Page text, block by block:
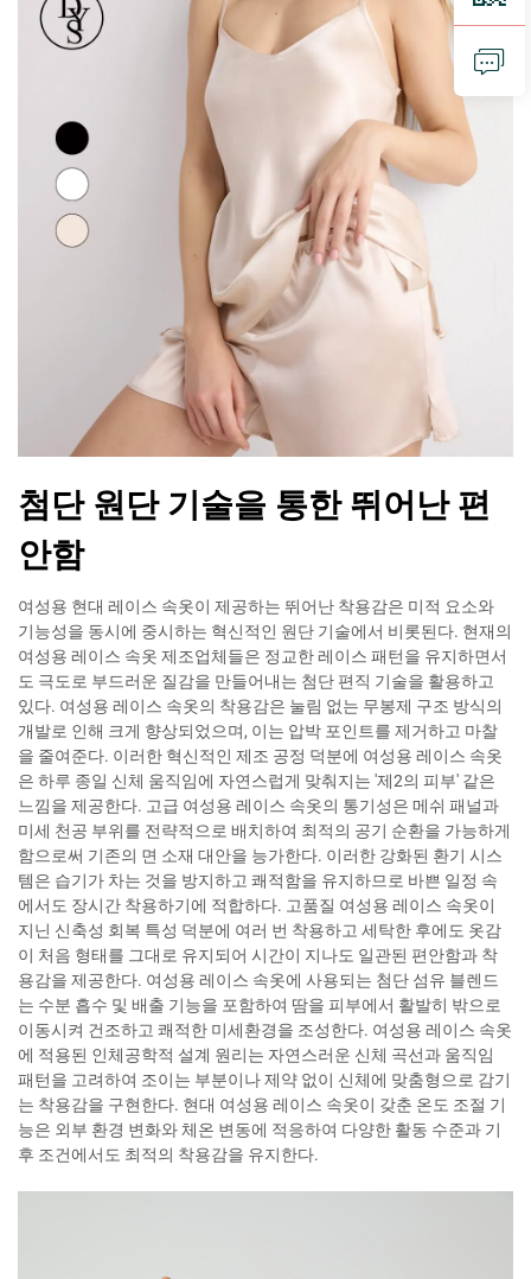
첨단 원단 기술을 통한 뛰어난 편
안함
여성용 현대 레이스 속옷이 제공하는 뛰어난 착용감은 미적 요소와
기능성을 동시에 중시하는 혁신적인 원단 기술에서 비롯된다. 현재의
여성용 레이스 속옷 제조업체들은 정교한 레이스 패턴을 유지하면서
도 극도로 부드러운 질감을 만들어내는 첨단 편직 기술을 활용하고
있다. 여성용 레이스 속옷의 착용감은 눌림 없는 무봉제 구조 방식의
개발로 인해 크게 향상되었으며, 이는 압박 포인트를 제거하고 마찰
을 줄여준다. 이러한 혁신적인 제조 공정 덕분에 여성용 레이스 속옷
은 하루 종일 신체 움직임에 자연스럽게 맞춰지는 '제2의 피부' 같은
느낌을 제공한다. 고급 여성용 레이스 속옷의 통기성은 메쉬 패널과
미세 천공 부위를 전략적으로 배치하여 최적의 공기 순환을 가능하게
함으로써 기존의 면 소재 대안을 능가한다. 이러한 강화된 환기 시스
템은 습기가 차는 것을 방지하고 쾌적함을 유지하므로 바쁜 일정 속
에서도 장시간 착용하기에 적합하다. 고품질 여성용 레이스 속옷이
지닌 신축성 회복 특성 덕분에 여러 번 착용하고 세탁한 후에도 옷감
이 처음 형태를 그대로 유지되어 시간이 지나도 일관된 편안함과 착
용감을 제공한다. 여성용 레이스 속옷에 사용되는 첨단 섬유 블렌드
는 수분 흡수 및 배출 기능을 포함하여 땀을 피부에서 활발히 밖으로
이동시켜 건조하고 쾌적한 미세환경을 조성한다. 여성용 레이스 속옷
에 적용된 인체공학적 설계 원리는 자연스러운 신체 곡선과 움직임
패턴을 고려하여 조이는 부분이나 제약 없이 신체에 맞춤형으로 감기
는 착용감을 구현한다. 현대 여성용 레이스 속옷이 갖춘 온도 조절 기
능은 외부 환경 변화와 체온 변동에 적응하여 다양한 활동 수준과 기
후 조건에서도 최적의 착용감을 유지한다.